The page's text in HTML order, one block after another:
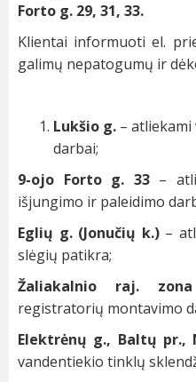
Forto g. 29, 31, 33.
Klientai informuoti el.
galimų nepatogumų ir
Lukšio g. –
darbai;
9-ojo Forto g. 33–
išjungimo ir paleidimo
Eglių g. (Jonučių k.)–
slėgių patikra;
Žaliakalnio raj. zona
registratorių montavimo
Elektrėnų g., Baltų pr.,
vandentiekio tinklų